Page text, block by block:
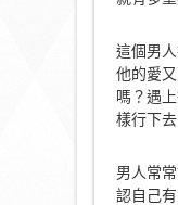
這個男
他的愛
嗎？遇
樣行下去
男人常
認自己